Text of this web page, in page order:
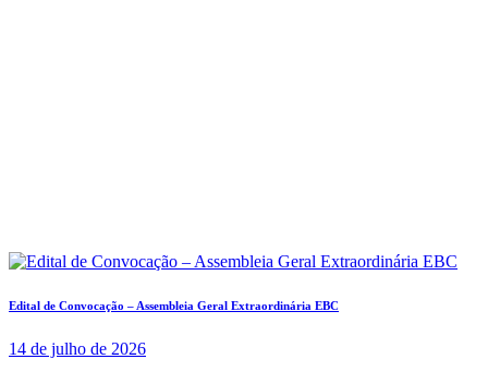
Edital de Convocação – Assembleia Geral Extraordinária EBC
14 de julho de 2026